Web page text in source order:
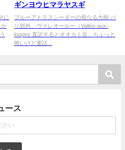
に
が
ギンヨウヒマラヤスギ
ブルーアトラスシーダーの母なる大樹 パ
リ郊外、ヴァレオールー（Vallée-aux-
loupes 直訳するとオオカミ谷、ちょっと
怖いけど童話...
ース